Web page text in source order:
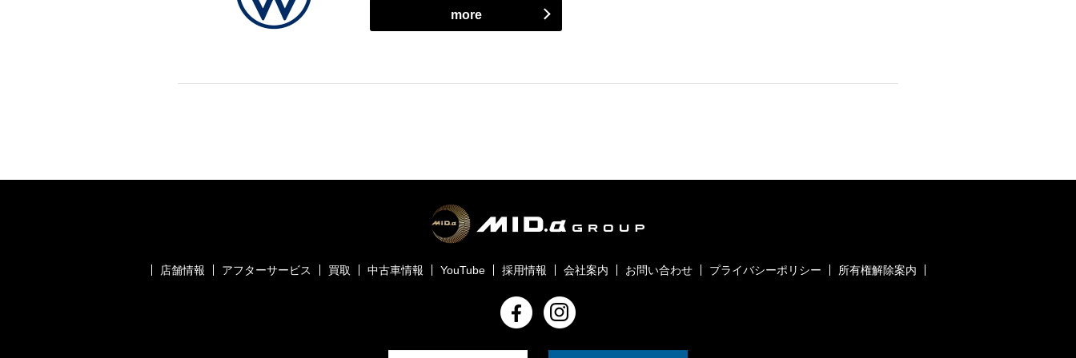
more
店舗情報 アフターサービス 買取 中古車情報 YouTube 採用情報 会社案内 お問い合わせ プライバシーポリシー 所有権解除案内